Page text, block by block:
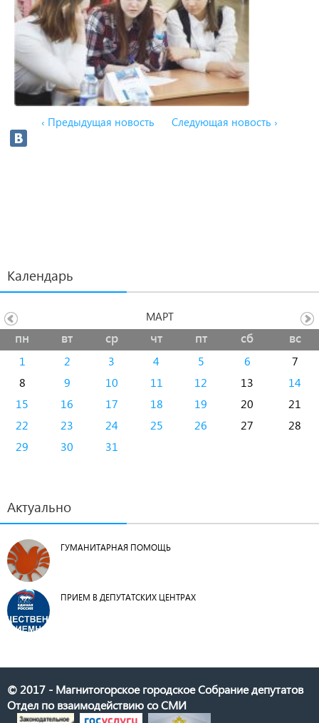
‹ Предыдущая новость Следующая новость ›
Календарь
пн вт ср чт пт сб вс
1 2 3 4 5 6
7
8
9 10 11 12 13
14
15
16 17 18 19 20
21
22
23 24 25 26 27
28
29
30 31
МАРТ
Актуально
ГУМАНИТАРНАЯ ПОМОЩЬ
ПРИЕМ В ДЕПУТАТСКИХ ЦЕНТРАХ
© 2017 - Магнитогорское городское Собрание депутатов
Отдел по взаимодействию со СМИ